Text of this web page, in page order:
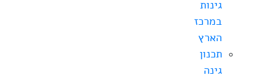
גינות
במרכז
הארץ
תכנון
גינה